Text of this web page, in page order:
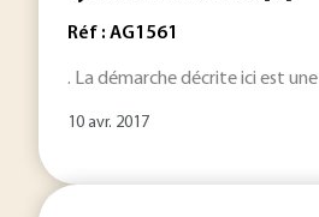
Réf : AG1561
. La démarche décrite ici est une
10 avr. 2017